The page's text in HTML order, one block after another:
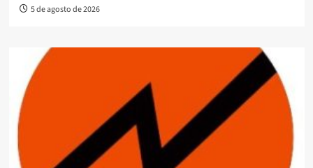
5 de agosto de 2026